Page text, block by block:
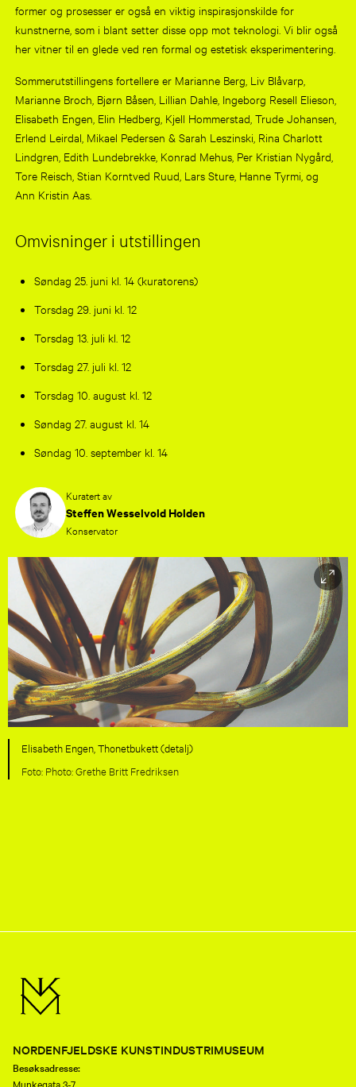
former og prosesser er også en viktig inspirasjonskilde for
kunstnerne, som i blant setter disse opp mot teknologi. Vi blir også
her vitner til en glede ved ren formal og estetisk eksperimentering.
Sommerutstillingens fortellere er Marianne Berg, Liv Blåvarp,
Marianne Broch, Bjørn Båsen, Lillian Dahle, Ingeborg Resell Elieson,
Elisabeth Engen, Elin Hedberg, Kjell Hommerstad, Trude Johansen,
Erlend Leirdal, Mikael Pedersen & Sarah Leszinski, Rina Charlott
Lindgren, Edith Lundebrekke, Konrad Mehus, Per Kristian Nygård,
Tore Reisch, Stian Korntved Ruud, Lars Sture, Hanne Tyrmi, og
Ann Kristin Aas.
Omvisninger i utstillingen
Søndag 25. juni kl. 14 (kuratorens)
Torsdag 29. juni kl. 12
Torsdag 13. juli kl. 12
Torsdag 27. juli kl. 12
Torsdag 10. august kl. 12
Søndag 27. august kl. 14
Søndag 10. september kl. 14
Kuratert av
Steffen Wesselvold Holden
Konservator
Elisabeth Engen, Thonetbukett (detalj)
Photo: Grethe Britt Fredriksen
NORDENFJELDSKE KUNSTINDUSTRIMUSEUM
Besøksadresse:
Munkegata 3-7